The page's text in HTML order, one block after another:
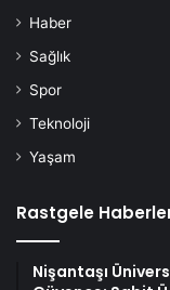
Haber
Sağlık
Spor
Teknoloji
Yaşam
Rastgele
Nişantaşı